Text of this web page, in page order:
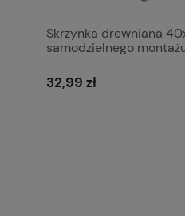
Skrzynka drewniana
samodzielnego
32,99 zł